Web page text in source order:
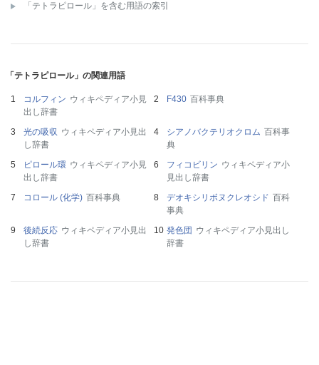
「テトラピロール」を含む用語の索引
「テトラピロール」の関連用語
コルフィン ウィキペディア小見
出し辞書
F430 百科事典
光の吸収 ウィキペディア小見出
し辞書
シアノバクテリオクロム 百科事
典
ピロール環 ウィキペディア小見
出し辞書
フィコビリン ウィキペディア小
見出し辞書
コロール (化学) 百科事典 デオキシリボヌクレオシド 百科
事典
後続反応 ウィキペディア小見出
し辞書
発色団 ウィキペディア小見出し
辞書